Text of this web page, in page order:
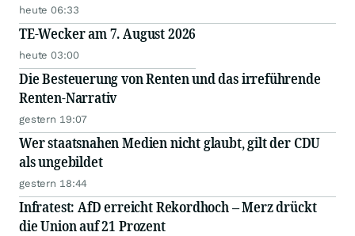
heute 06:33
TE-Wecker am 7. August 2026
heute 03:00
Die Besteuerung von Renten und das irreführende
Renten-Narrativ
gestern 19:07
Wer staatsnahen Medien nicht glaubt, gilt der CDU
als ungebildet
gestern 18:44
Infratest: AfD erreicht Rekordhoch – Merz drückt
die Union auf 21 Prozent